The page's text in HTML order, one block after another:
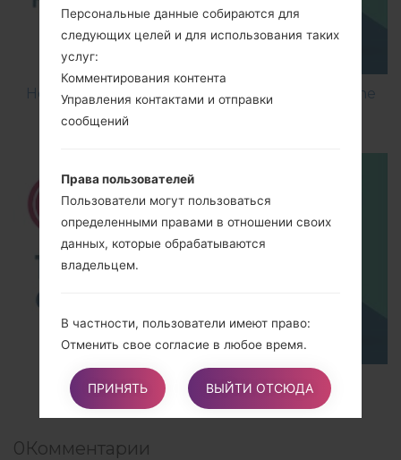
How to Flash Stock Firmware on LG Smartphone
TOP 5 SECRET CODES for LG!
0Комментарии
Персональные данные собираются для
следующих целей и для использования таких
услуг:
Комментирования контента
Управления контактами и отправки
сообщений
Права пользователей
Пользователи могут пользоваться
определенными правами в отношении своих
данных, которые обрабатываются
владельцем.
В частности, пользователи имеют право:
Отменить свое согласие в любое время.
Пользователи вправе отменить свое
согласие, если раньше они давали согласие
на обработку своих персональных данных.
Пользователи имеют право возражать против
ПРИНЯТЬ ВЫЙТИ ОТСЮДА